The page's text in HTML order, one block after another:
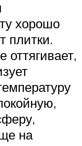
хорошо
плитки.
оттягивает,
на